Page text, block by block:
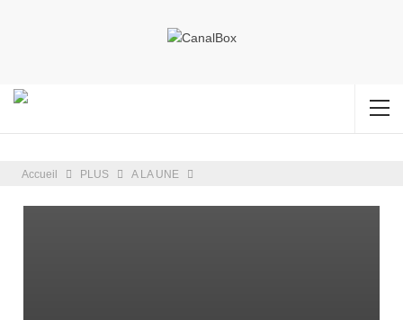
Accueil PLUS A LA UNE